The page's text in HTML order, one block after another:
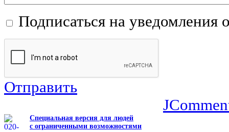
Подписаться на уведомления
Отправить
Специальная версия для людей
с ограниченными возможностями